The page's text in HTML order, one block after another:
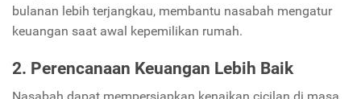
bulanan lebih terjangkau, membantu nasabah mengatur
keuangan saat awal kepemilikan rumah.
2. Perencanaan Keuangan Lebih Baik